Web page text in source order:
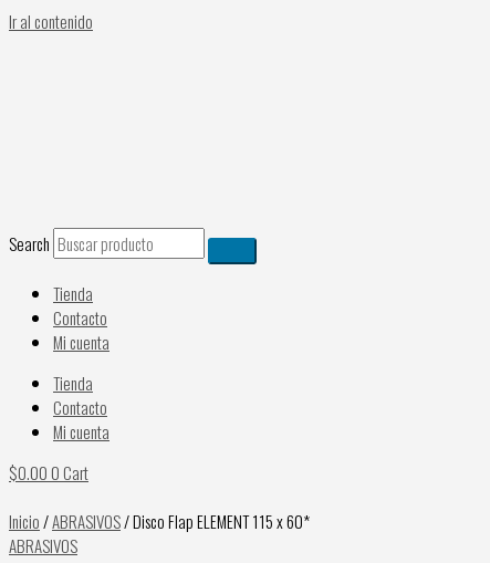
Ir al contenido
Search
Tienda
Contacto
Mi cuenta
Tienda
Contacto
Mi cuenta
$0.000Cart
Inicio/ABRASIVOS/ Disco Flap ELEMENT 115 x 60*
ABRASIVOS